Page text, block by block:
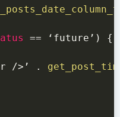
== ‘future’ ) {
/> ’ .